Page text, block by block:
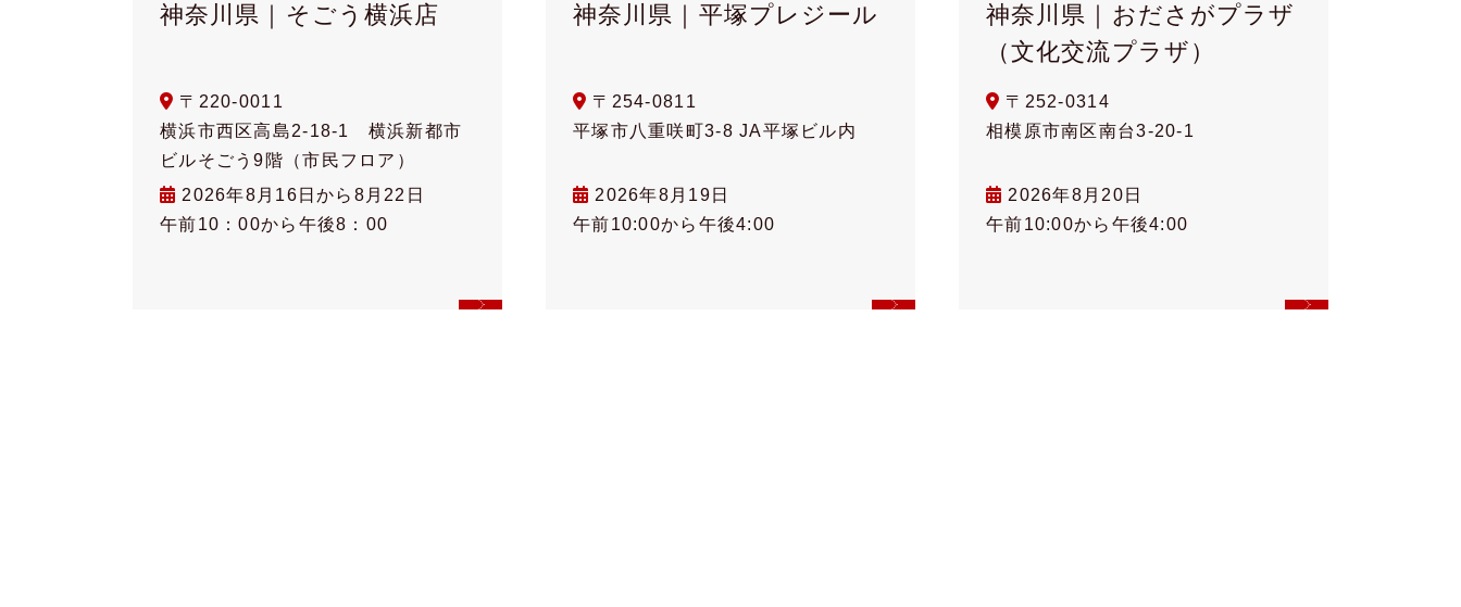
神奈川県｜そごう横浜店
〒220-0011
横浜市西区高島2-18-1 横浜新都市
ビルそごう9階（市民フロア）
2026年8月16日から8月22日
午前10：00から午後8：00
神奈川県｜平塚プレジール
〒254-0811
平塚市八重咲町3-8 JA平塚ビル内
2026年8月19日
午前10:00から午後4:00
神奈川県｜おださがプラザ
（文化交流プラザ）
〒252-0314
相模原市南区南台3-20-1
2026年8月20日
午前10:00から午後4:00